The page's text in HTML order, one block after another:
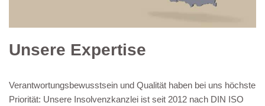
Unsere Expertise
Verantwortungsbewusstsein und Qualität haben bei uns höchste
Priorität: Unsere Insolvenzkanzlei ist seit 2012 nach DIN ISO